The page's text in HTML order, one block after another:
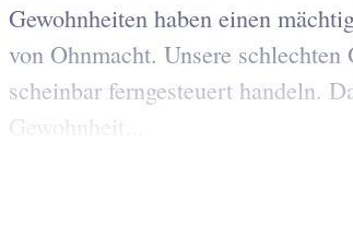
Gewohnheiten haben einen
von Ohnmacht. Unsere
scheinbar ferngesteuert handeln.
Gewohnheit...